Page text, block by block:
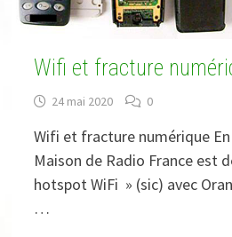
Wifi et fracture
24 mai 2020 0
Wifi et fracture numérique
Maison de Radio France est
hotspot WiFi » (sic) avec
…